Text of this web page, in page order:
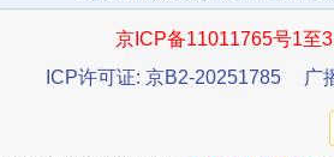
京ICP备11011765号1至
ICP许可证: 京B2-20251785
广